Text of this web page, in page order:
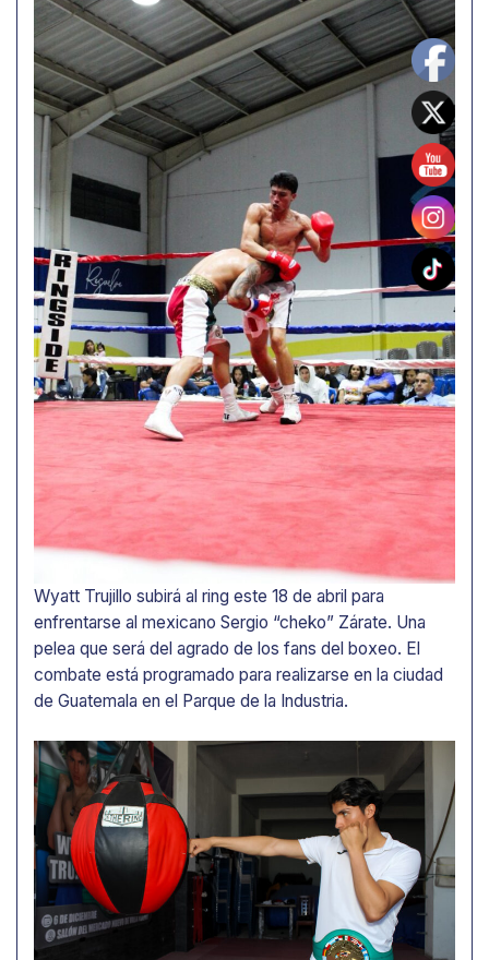
Wyatt Trujillo subirá al ring este 18 de abril para
enfrentarse al mexicano Sergio “cheko” Zárate. Una
pelea que será del agrado de los fans del boxeo. El
combate está programado para realizarse en la ciudad
de Guatemala en el Parque de la Industria.